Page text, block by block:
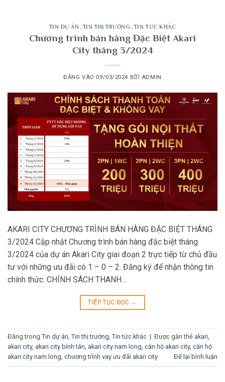
TIN DỰ ÁN , TIN THỊ TRƯỜNG, TIN TỨC KHÁC
Chương trình bán hàng Đặc Biệt Akari
City tháng 3/2024
ĐĂNG VÀO 09/03/2024 BỞI ADMIN
AKARI CITY CHƯƠNG TRÌNH BÁN HÀNG ĐẶC BIỆT THÁNG
3/2024 Cập nhật Chương trình bán hàng đặc biệt tháng
3/2024 của dự án Akari City giai đoạn 2 trực tiếp từ chủ đầu
tư với những ưu đãi có 1 – 0 – 2. Đăng ký để nhận thông tin
chính thức. CHÍNH SÁCH THANH…
TIẾP TỤC ĐỌC →
Đăng trong Tin dự án, Tin thị trường, Tin tức khác | Được gắn thẻ akari,
akari city, akari city bình tân, akari city nam long, căn hộ akari city, căn hộ
akari city nam long, chương trình vay ưu đãi akari city Để lại bình luận